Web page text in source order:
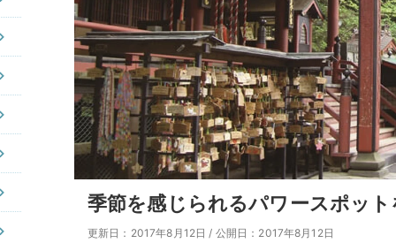
季節を感じられるパワースポッ
更新日：2017年8月12日 / 公開日：2017年8月12日